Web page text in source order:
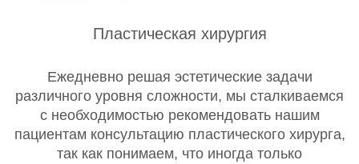
Пластическая хирургия
Ежедневно решая эстетические задачи
различного уровня сложности, мы сталкиваемся
с необходимостью рекомендовать нашим
пациентам консультацию пластического хирурга,
так как понимаем, что иногда только